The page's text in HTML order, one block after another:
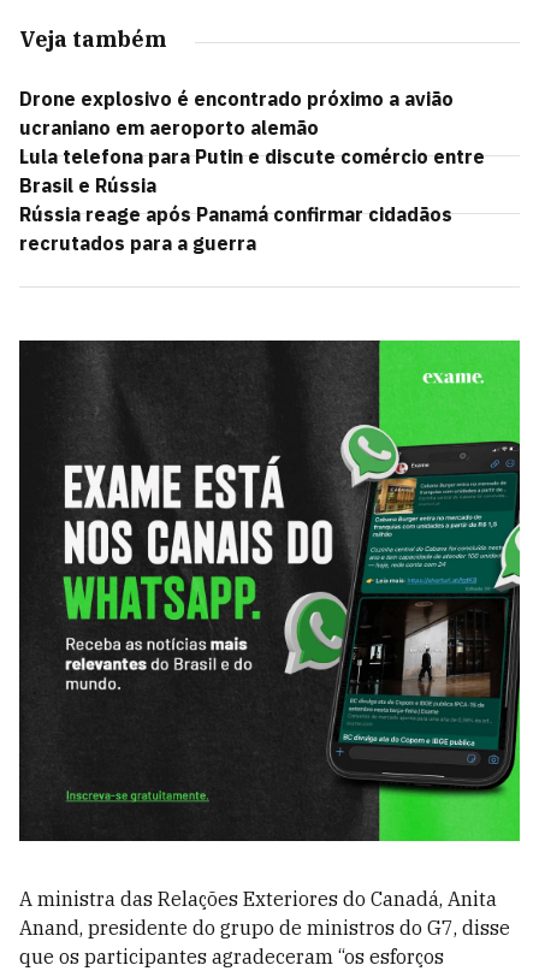
Veja também
Drone explosivo é encontrado próximo a avião
ucraniano em aeroporto alemão
Lula telefona para Putin e discute comércio entre
Brasil e Rússia
Rússia reage após Panamá confirmar cidadãos
recrutados para a guerra
A ministra das Relações Exteriores do Canadá, Anita
Anand, presidente do grupo de ministros do G7, disse
que os participantes agradeceram “os esforços